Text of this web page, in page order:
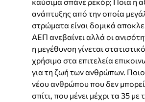
καύσιμα σπάνε ρεκόρ; Ποια η
ανάπτυξης από την οποία
στρώματα είναι δομικά
ΑΕΠ ανεβαίνει αλλά οι
η μεγέθυνση γίνεται
χρήσιμο στα επιτελεία
για τη ζωή των ανθρώπων.
νέου ανθρώπου που δεν μπορεί
σπίτι, που μένει μέχρι τα 35 με